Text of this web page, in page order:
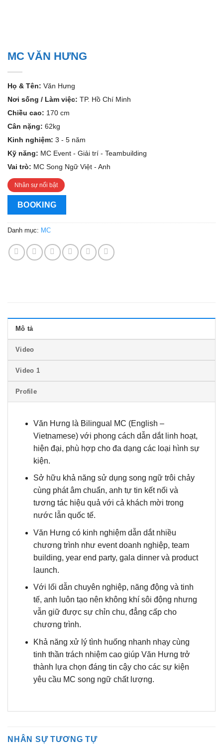
MC VĂN HƯNG
Họ & Tên: Văn Hưng
Nơi sống / Làm việc: TP. Hồ Chí Minh
Chiều cao: 170 cm
Cân nặng: 62kg
Kinh nghiệm: 3 - 5 năm
Kỹ năng: MC Event - Giải trí - Teambuilding
Vai trò: MC Song Ngữ Việt - Anh
Nhân sự nổi bật
BOOKING
Danh mục: MC
Mô tả
Video
Video 1
Profile
Văn Hưng là Bilingual MC (English –
Vietnamese) với phong cách dẫn dắt linh hoạt,
hiện đại, phù hợp cho đa dạng các loại hình sự
kiện.
Sở hữu khả năng sử dụng song ngữ trôi chảy
cùng phát âm chuẩn, anh tự tin kết nối và
tương tác hiệu quả với cả khách mời trong
nước lẫn quốc tế.
Văn Hưng có kinh nghiệm dẫn dắt nhiều
chương trình như event doanh nghiệp, team
building, year end party, gala dinner và product
launch.
Với lối dẫn chuyên nghiệp, năng động và tinh
tế, anh luôn tạo nên không khí sôi động nhưng
vẫn giữ được sự chỉn chu, đẳng cấp cho
chương trình.
Khả năng xử lý tình huống nhanh nhạy cùng
tinh thần trách nhiệm cao giúp Văn Hưng trở
thành lựa chọn đáng tin cậy cho các sự kiện
yêu cầu MC song ngữ chất lượng.
NHÂN SỰ TƯƠNG TỰ